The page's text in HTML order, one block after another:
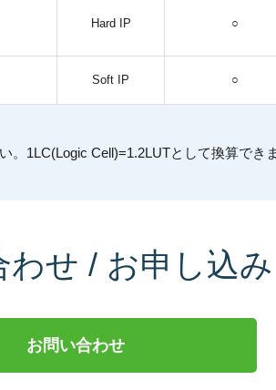
Hard IP ○
Soft IP ○
1LC(Logic Cell)=1.2LUTとして換算できま
わせ / お申し込み
お問い合わせ